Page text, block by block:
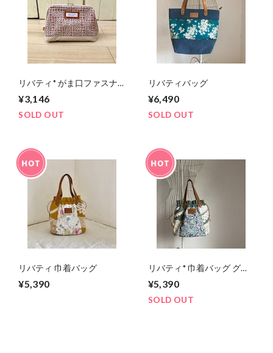
リバティ* がま口ファスナ
¥3,146
SOLD OUT
リバティバッグ
¥6,490
SOLD OUT
リバティ 巾着バッグ
¥5,390
リバティ* 巾着バッグ グリ
¥5,390
SOLD OUT